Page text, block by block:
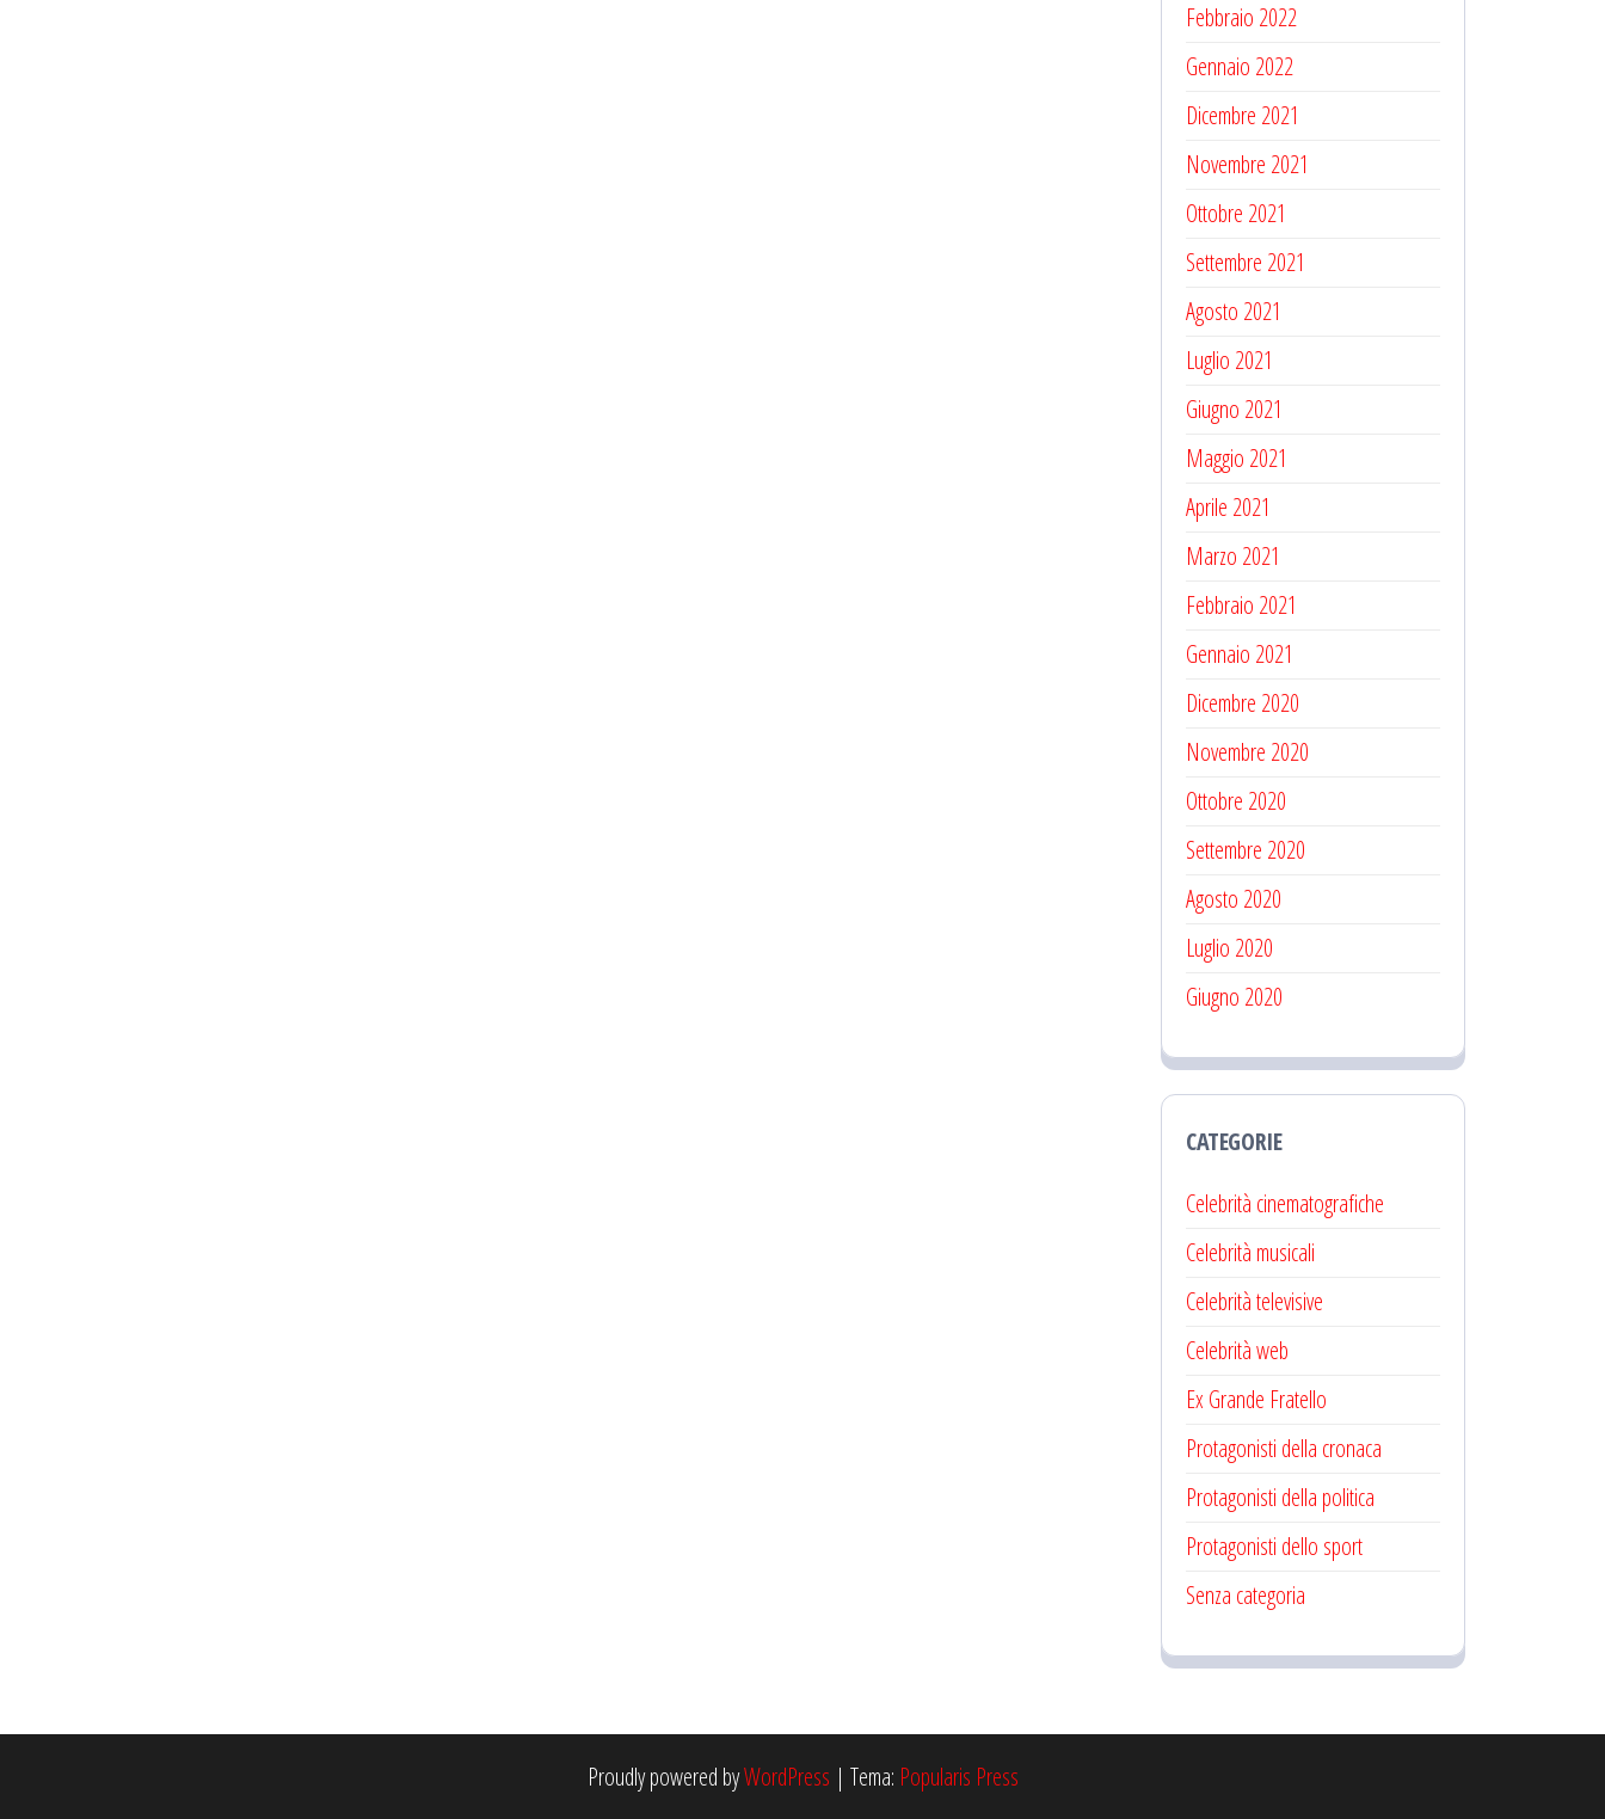
Febbraio 2022
Gennaio 2022
Dicembre 2021
Novembre 2021
Ottobre 2021
Settembre 2021
Agosto 2021
Luglio 2021
Giugno 2021
Maggio 2021
Aprile 2021
Marzo 2021
Febbraio 2021
Gennaio 2021
Dicembre 2020
Novembre 2020
Ottobre 2020
Settembre 2020
Agosto 2020
Luglio 2020
Giugno 2020
CATEGORIE
Celebrità cinematografiche
Celebrità musicali
Celebrità televisive
Celebrità web
Ex Grande Fratello
Protagonisti della cronaca
Protagonisti della politica
Protagonisti dello sport
Senza categoria
Proudly powered byWordPress | Tema: Popularis Press